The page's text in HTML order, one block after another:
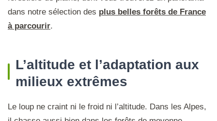
dans notre sélection des plus belles forêts de France
à parcourir.
L’altitude et l’adaptation aux
milieux extrêmes
Le loup ne craint ni le froid ni l’altitude. Dans les Alpes,